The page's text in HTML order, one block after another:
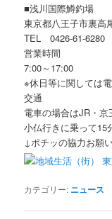
■浅川国際鱒釣場
東京都八王子市裏高
TEL 0426-61-6280
営業時間
7:00～17:00
※休日等に関しては
交通
電車の場合はJR・
小仏行きに乗って15
↓ポチッの協力お願
カテゴリー: ニュース